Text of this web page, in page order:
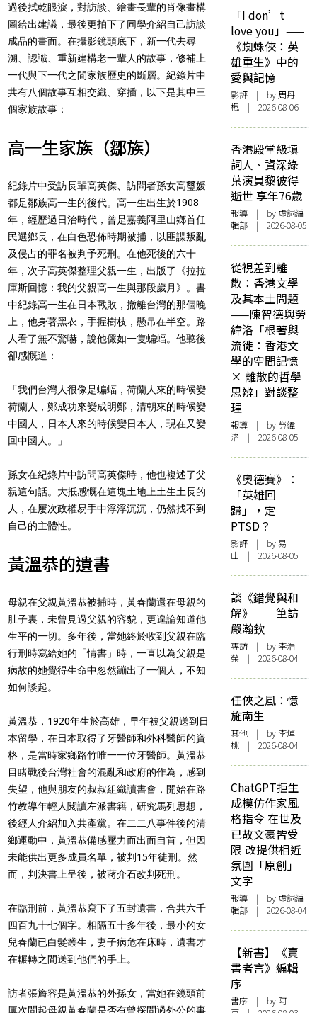
過後拭乾眼淚，對訪談、繪畫長輩的肖像畫構
圖給出建議，最後更拍下了同學介紹自己訪談
成品的畫面。在攝影鏡頭底下，新一代去尋
溯、認識、重新建構老一輩人的故事，修補上
一代與下一代之間家族歷史的斷層。紀錄片中
共有八個故事互相交織、穿插，以下是其中三
個家族故事：
高一生家族（鄒族）
紀錄片中受訪長輩高英傑、訪問者孫女高璽媛
都是鄒族高一生的後代。高一生出生於1908
年，經歷過日治時代，曾是嘉義阿里山鄉首任
民選鄉長，在白色恐佈時期被捕，以匪諜叛亂
及侵占的罪名被判予死刑。在他死後的六十
年，次子高英傑整理父親一生，出版了《拉拉
庫斯回憶：我的父親高一生與那段歲月》。書
中紀錄高一生在日本戰敗，撤離台灣的那個晚
上，他身著黑衣，手握樹枝，懸吊在半空。路
人看了無不驚嚇，說他儼如一隻蝙蝠。他聽後
卻感慨道：
「我們台灣人很像是蝙蝠，荷蘭人來的時候變
荷蘭人，鄭成功來變成明鄭，清朝來的時候變
中國人，日本人來的時候變日本人，現在又變
回中國人。」
孫女在紀錄片中訪問高英傑時，他也複述了父
親這句話。大抵感慨在這塊土地上土生土長的
人，在屢次政權易手中浮浮沉沉，仍然找不到
自己的主體性。
黃溫恭的遺書
母親在父親黃溫恭被捕時，黃春蘭還在母親的
肚子裏，未曾見過父親的容貌，更遑論知道他
生平的一切。多年後，當她終於收到父親在臨
行刑時寫給她的「情書」時，一直以為父親是
病故的她覺得生命中忽然蹦出了一個人，不知
如何談起。
黃溫恭，1920年生於高雄，早年被父親送到日
本留學，在日本取得了牙醫師和外科醫師的資
格，是當時家鄉路竹唯一一位牙醫師。黃溫恭
目睹戰後台灣社會的混亂和政府的作為，感到
失望，他與朋友的叔叔組織讀書會，開始在路
竹教導年輕人閱讀左派書籍，研究馬列思想，
後經人介紹加入共產黨。在二二八事件後的清
鄉運動中，黃溫恭備感壓力而出面自首，但因
未能供出更多成員名單，被判15年徒刑。然
而，判決書上呈後，被蔣介石改判死刑。
在臨刑前，黃溫恭寫下了五封遺書，合共六千
四百九十七個字。相隔五十多年後，最小的女
兒春蘭已白髮叢生，妻子病危在床時，遺書才
在輾轉之間送到他們的手上。
訪者張旖容是黃溫恭的外孫女，當她在鏡頭前
屢次問起母親黃春蘭是否有曾探問過外公的事
「I don’t
love you」——
《蜘蛛俠：英
雄重生》中的
愛與記憶
影評 | by周丹
楓 | 2026-08-06
香港殿堂級填
詞人、資深綠
葉演員黎彼得
逝世 享年76歲
報導 | by 虛詞編
輯部 | 2026-08-05
從視差到離
散：香港文學
及其本土問題
——陳智德與勞
緯洛「根著與
流徙：香港文
學的空間記憶
× 離散的哲學
思辨」對談整
理
報導 | by 勞緯
洛 | 2026-08-05
《奧德賽》：
「英雄回
歸」，定
PTSD？
影評 | by 易
山 | 2026-08-05
談《錯覺與和
解》──筆訪
嚴瀚欽
專訪 | by 李浩
榮 | 2026-08-04
任俠之風：憶
施南生
其他 | by 李焯
桃 | 2026-08-04
ChatGPT拒生
成模仿作家風
格指令 在世及
已故文豪皆受
限 改提供相近
氛圍「原創」
文字
報導 | by 虛詞編
輯部 | 2026-08-04
【新書】《賣
書者言》編輯
序
書序 | by 阿